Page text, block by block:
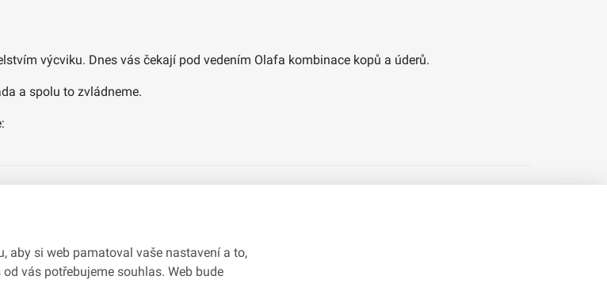
výcviku. Dnes vás čekají pod vedením Olafa kombinace kopů a úderů.
a spolu to zvládneme.
aby si web pamatoval vaše nastavení a to,
vás potřebujeme souhlas. Web bude